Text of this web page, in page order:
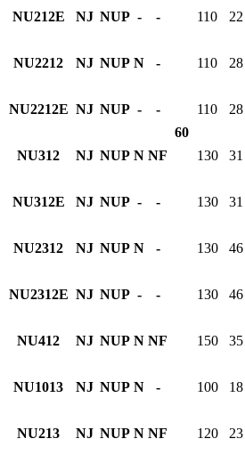
60
NU212E NJ NUP - - 110 22
NU2212 NJ NUP N - 110 28
NU2212E NJ NUP - - 110 28
NU312 NJ NUP N NF 130 31
NU312E NJ NUP - - 130 31
NU2312 NJ NUP N - 130 46
NU2312E NJ NUP - - 130 46
NU412 NJ NUP N NF 150 35
NU1013 NJ NUP N - 100 18
NU213 NJ NUP N NF 120 23